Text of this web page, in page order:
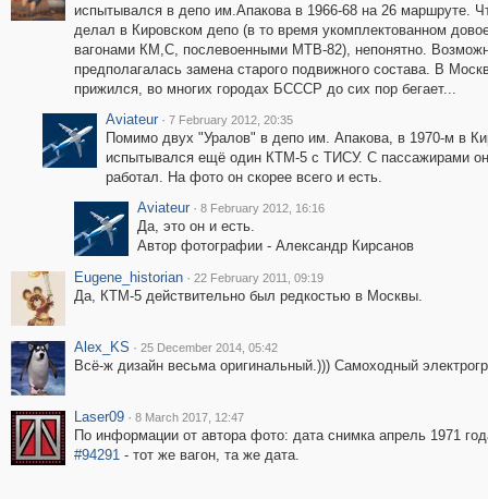
испытывался в депо им.Апакова в 1966-68 на 26 маршруте.
делал в Кировском депо (в то время укомплектованном
вагонами КМ,С, послевоенными МТВ-82), непонятно.
предполагалась замена старого подвижного состава. В
прижился, во многих городах БСССР до сих пор бегает...
Aviateur · 7 February 2012, 20:35
Помимо двух "Уралов" в депо им. Апакова, в 1970-м в
испытывался ещё один КТМ-5 с ТИСУ. С пассажирами
работал. На фото он скорее всего и есть.
Aviateur · 8 February 2012, 16:16
Да, это он и есть.
Автор фотографии - Александр Кирсанов
Eugene_historian · 22 February 2011, 09:19
Да, КТМ-5 действительно был редкостью в Москвы.
Alex_KS · 25 December 2014, 05:42
Всё-ж дизайн весьма оригинальный.))) Самоходный
Laser09 · 8 March 2017, 12:47
По информации от автора фото: дата снимка апрель 1971
#94291- тот же вагон, та же дата.